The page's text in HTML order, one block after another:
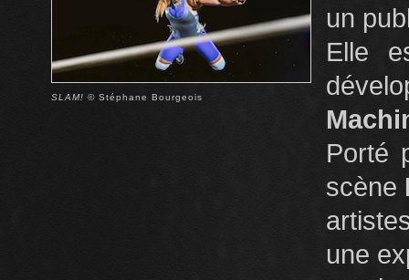
SLAM! © Stéphane Bourgeois
un
Elle
Porté
scène
une